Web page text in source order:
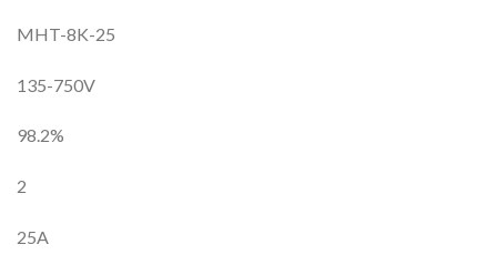
MHT-8K-25
135-750V
98.2%
2
25A